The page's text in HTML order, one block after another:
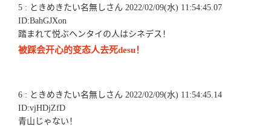
5 : ときめきたい名無しさん 2022/02/09(水) 11:54:45.07
ID:BahGJXon
踏まれて悦ぶヘンタイの人はシネデス！
被踩会开心的变态人去死desu！
6 : ときめきたい名無しさん 2022/02/09(水) 11:54:45.14
ID:vjHDjZfD
青山じゃない！